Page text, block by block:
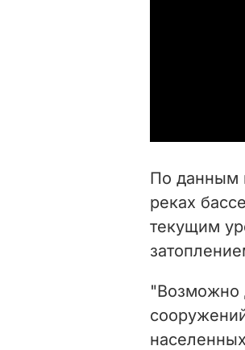
По данным
реках
текущим
"Возможно